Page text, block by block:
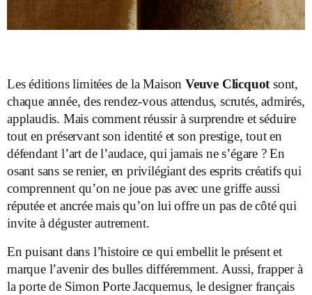
Les éditions limitées de la Maison Veuve Clicquot sont,
chaque année, des rendez-vous attendus, scrutés, admirés,
applaudis. Mais comment réussir à surprendre et séduire
tout en préservant son identité et son prestige, tout en
défendant l’art de l’audace, qui jamais ne s’égare ? En
osant sans se renier, en privilégiant des esprits créatifs qui
comprennent qu’on ne joue pas avec une griffe aussi
réputée et ancrée mais qu’on lui offre un pas de côté qui
invite à déguster autrement.
En puisant dans l’histoire ce qui embellit le présent et
marque l’avenir des bulles différemment. Aussi, frapper à
la porte de Simon Porte Jacquemus, le designer français